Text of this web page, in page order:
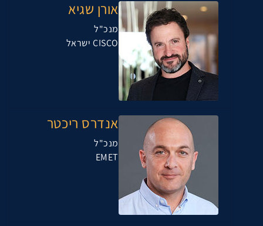
אורן שגיא
מנכ"ל
CISCO ישראל
אנדרס ריכטר
מנכ"ל
EMET